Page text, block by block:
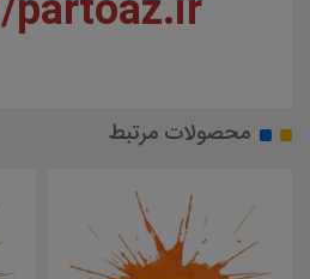
محصولات مرتبط